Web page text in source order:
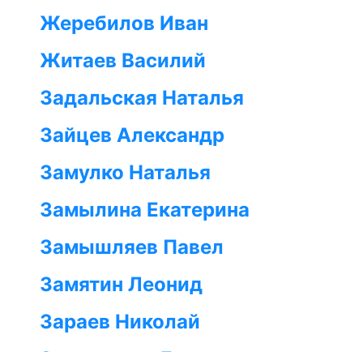
Жеребилов Иван
Житаев Василий
Задальская Наталья
Зайцев Александр
Замулко Наталья
Замылина Екатерина
Замышляев Павел
Замятин Леонид
Зараев Николай